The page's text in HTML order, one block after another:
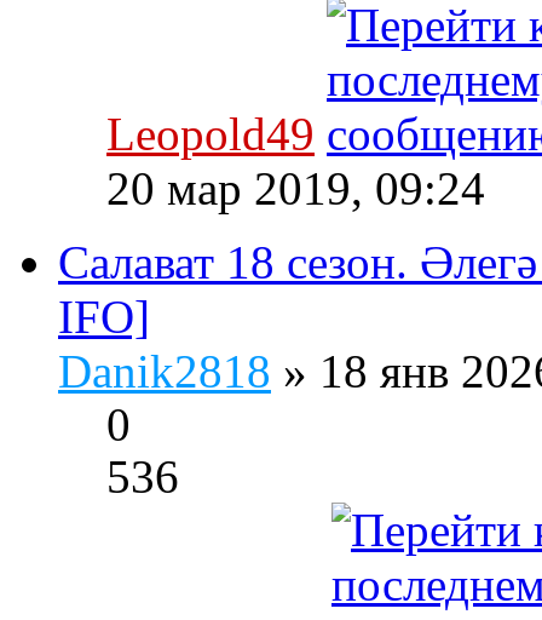
Leopold49
20 мар 2019, 09:24
Салават 18 сезон.
IFO]
Danik2818 » 18 янв
0
536